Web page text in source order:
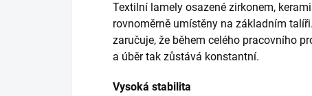
Textilní lamely osazené zirkonem,
rovnoměrně umístěny na základním
zaručuje, že během celého pracovního
a úběr tak zůstává konstantní.
Vysoká stabilita